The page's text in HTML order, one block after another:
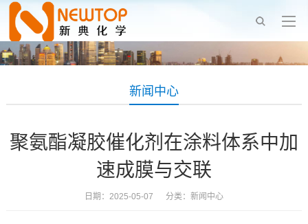
新闻中心
聚氨酯凝胶催化剂在涂料体系中加
速成膜与交联
日期：2025-05-07 分类： 新闻中心